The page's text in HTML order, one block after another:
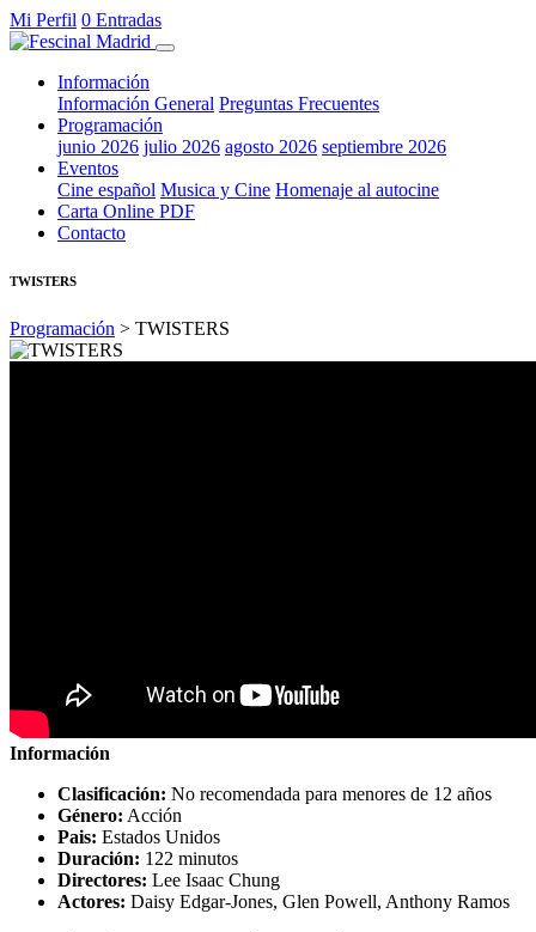
Mi Perfil 0 Entradas
Información
Información General Preguntas Frecuentes
Programación
junio 2026 julio 2026 agosto 2026 septiembre 2026
Eventos
Cine español Musica y Cine Homenaje al autocine
Carta Online PDF
Contacto
TWISTERS
Programación > TWISTERS
Información
Clasificación: No recomendada para menores de 12 años
Género: Acción
Pais: Estados Unidos
Duración: 122 minutos
Directores: Lee Isaac Chung
Actores: Daisy Edgar-Jones, Glen Powell, Anthony Ramos